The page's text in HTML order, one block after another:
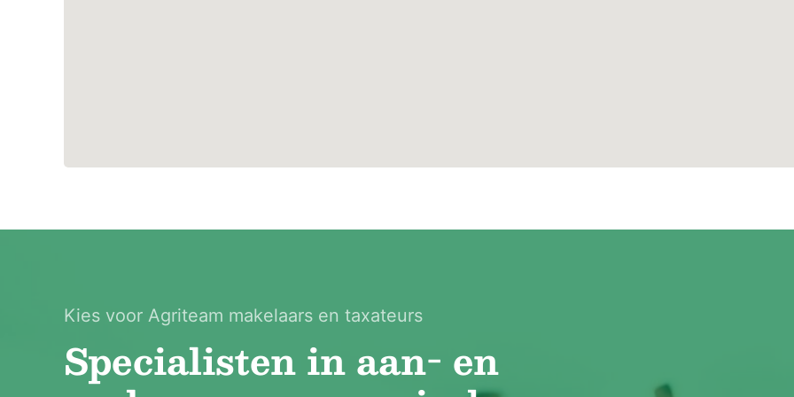
In de hal bevindt zich tevens de trap naar de 1e verdieping en het toilet, uitgevoerd met een modern
kantoor of hobbykamer. Deze extra kamer is ook direct toegankelijk vanuit de woonkamer.
1e verdieping:
Kies voor Agriteam makelaars en taxateurs
Specialisten in aan- en